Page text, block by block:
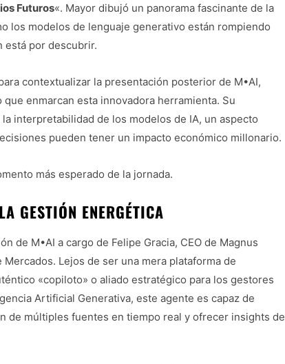
Futuros«. Mayor dibujó un panorama fascinante de la
los modelos de lenguaje generativo están rompiendo
está por descubrir.
contextualizar la presentación posterior de M•AI,
enmarcan esta innovadora herramienta. Su
interpretabilidad de los modelos de IA, un aspecto
pueden tener un impacto económico millonario.
más esperado de la jornada.
GESTIÓN ENERGÉTICA
de M•AI a cargo de Felipe Gracia, CEO de Magnus
Lejos de ser una mera plataforma de
«copiloto» o aliado estratégico para los gestores
Artificial Generativa, este agente es capaz de
de múltiples fuentes en tiempo real y ofrecer insights de